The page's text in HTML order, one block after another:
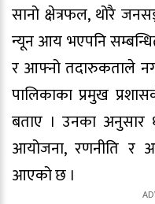
सानो क्षेत्रफल, थोरै
न्यून आय भएपनि
र आफ्नो तदारुकताले
पालिकाका प्रमुख
बताए । उनका
आयोजना, रणनीति र
आएको छ ।